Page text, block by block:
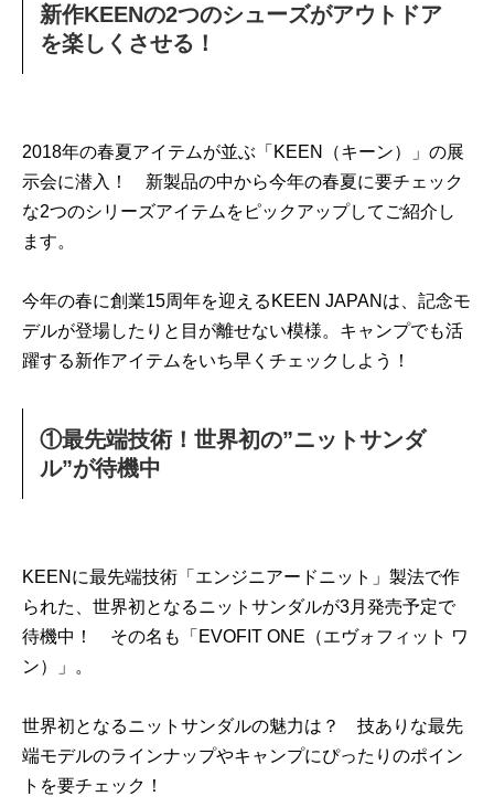
新作KEENの2つのシューズがアウトドア
を楽しくさせる！
2018年の春夏アイテムが並ぶ「KEEN（キーン）」の展
示会に潜入！ 新製品の中から今年の春夏に要チェック
な2つのシリーズアイテムをピックアップしてご紹介し
ます。
今年の春に創業15周年を迎えるKEEN JAPANは、記念モ
デルが登場したりと目が離せない模様。キャンプでも活
躍する新作アイテムをいち早くチェックしよう！
①最先端技術！世界初の”ニットサンダ
ル”が待機中
KEENに最先端技術「エンジニアードニット」製法で作
られた、世界初となるニットサンダルが3月発売予定で
待機中！ その名も「EVOFIT ONE（エヴォフィット ワ
ン）」。
世界初となるニットサンダルの魅力は？ 技ありな最先
端モデルのラインナップやキャンプにぴったりのポイン
トを要チェック！